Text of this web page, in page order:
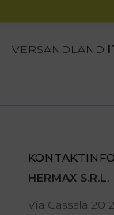
VERSANDLAND
HERMAX S.R.L.
Via Cassala 20